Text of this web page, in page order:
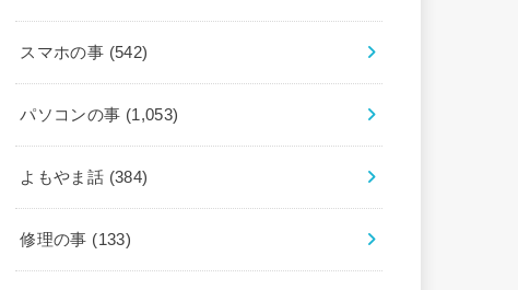
スマホの事 (542)
パソコンの事 (1,053)
よもやま話 (384)
修理の事 (133)